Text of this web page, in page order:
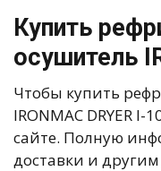
Купить
осушитель
Чтобы купить
IRONMAC DRYER
сайте. Полную
доставки и